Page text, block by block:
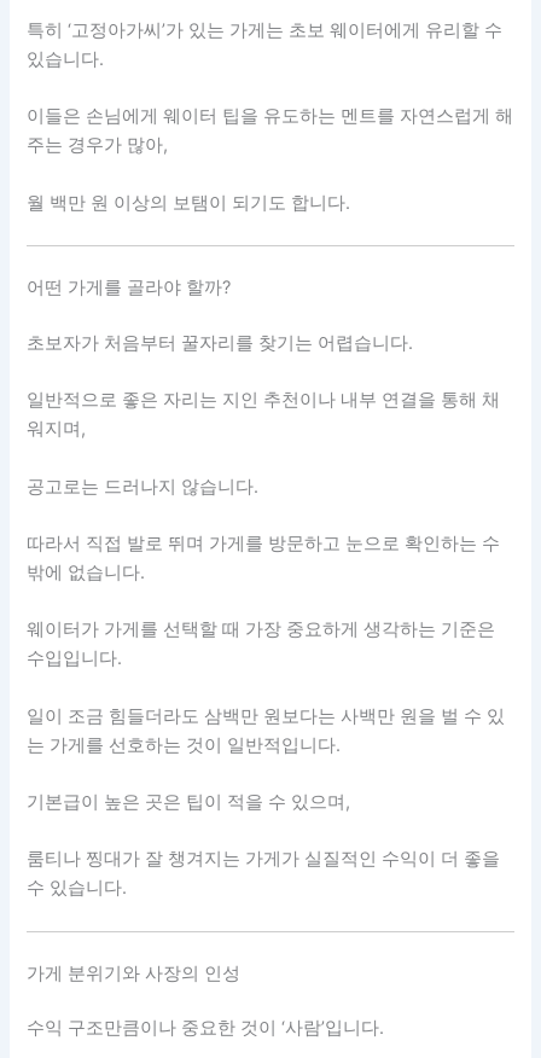
특히 ‘고정아가씨’가 있는 가게는 초보 웨이터에게 유리할 수
있습니다.
이들은 손님에게 웨이터 팁을 유도하는 멘트를 자연스럽게 해
주는 경우가 많아,
월 백만 원 이상의 보탬이 되기도 합니다.
어떤 가게를 골라야 할까?
초보자가 처음부터 꿀자리를 찾기는 어렵습니다.
일반적으로 좋은 자리는 지인 추천이나 내부 연결을 통해 채
워지며,
공고로는 드러나지 않습니다.
따라서 직접 발로 뛰며 가게를 방문하고 눈으로 확인하는 수
밖에 없습니다.
웨이터가 가게를 선택할 때 가장 중요하게 생각하는 기준은
수입입니다.
일이 조금 힘들더라도 삼백만 원보다는 사백만 원을 벌 수 있
는 가게를 선호하는 것이 일반적입니다.
기본급이 높은 곳은 팁이 적을 수 있으며,
룸티나 찡대가 잘 챙겨지는 가게가 실질적인 수익이 더 좋을
수 있습니다.
가게 분위기와 사장의 인성
수익 구조만큼이나 중요한 것이 ‘사람’입니다.